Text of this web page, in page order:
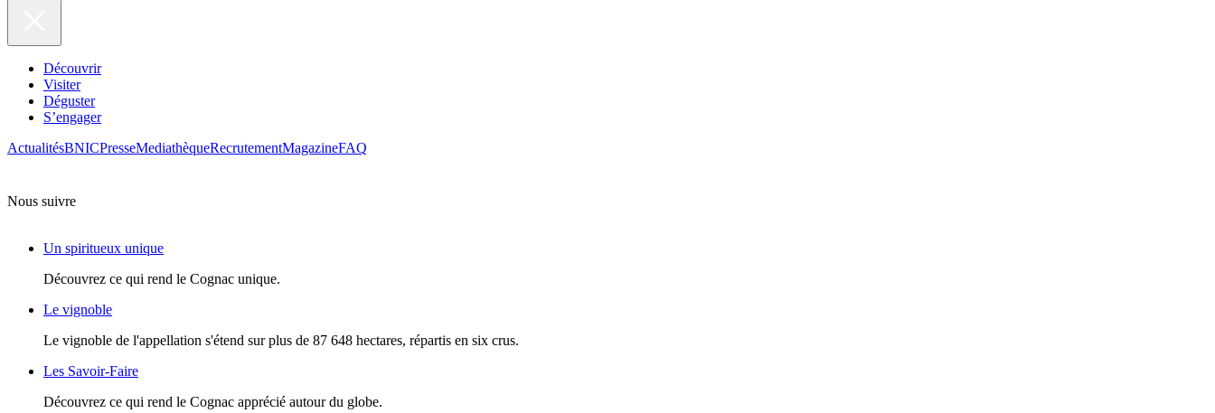
Découvrir
Visiter
Déguster
S’engager
ActualitésBNICPresseMediathèqueRecrutementMagazineFAQ
Nous suivre
Un spiritueux unique
Découvrez ce qui rend le Cognac unique.
Le vignoble
Le vignoble de l'appellation s'étend sur plus de 87 648 hectares, répartis en six crus.
Les Savoir-Faire
Découvrez ce qui rend le Cognac apprécié autour du globe.